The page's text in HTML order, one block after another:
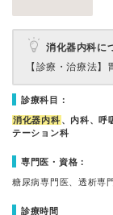
消化器内科に
【診療・治療法】
診療科目：
消化器内科 、内科、呼
テーション科
専門医・資格：
糖尿病専門医、透析専
診療時間